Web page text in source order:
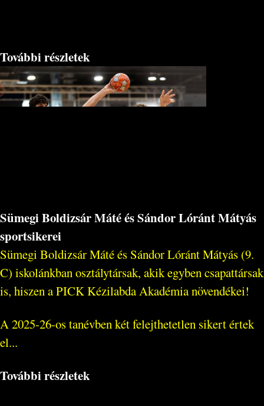
További részletek
Sümegi Boldizsár Máté és Sándor Lóránt Mátyás
sportsikerei
Sümegi Boldizsár Máté és Sándor Lóránt Mátyás (9.
C) iskolánkban osztálytársak, akik egyben csapattársak
is, hiszen a PICK Kézilabda Akadémia növendékei!
A 2025-26-os tanévben két felejthetetlen sikert értek
el...
További részletek